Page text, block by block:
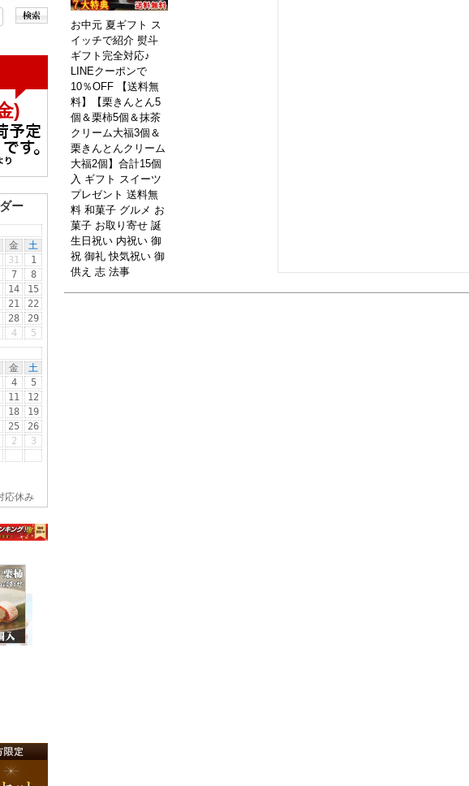
ー
お中元 夏ギフト ス
イッチで紹介 熨斗
ギフト完全対応♪
LINEクーポンで
10％OFF 【送料無
料】【栗きんとん5
個＆栗柿5個＆抹茶
クリーム大福3個＆
栗きんとんクリーム
大福2個】合計15個
入 ギフト スイーツ
プレゼント 送料無
料 和菓子 グルメ お
菓子 お取り寄せ 誕
生日祝い 内祝い 御
祝 御礼 快気祝い 御
供え 志 法事